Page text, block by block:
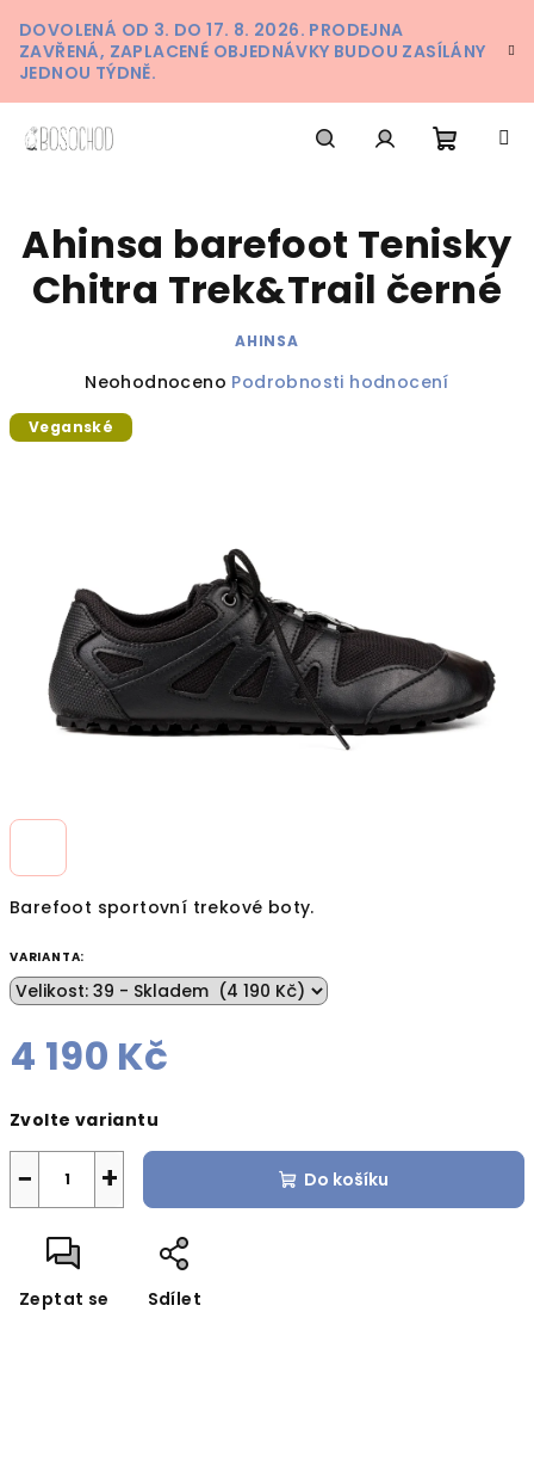
na
obsah
DOVOLENÁ OD 3. DO 17. 8. 2026. PRODEJNA
ZAVŘENÁ, ZAPLACENÉ OBJEDNÁVKY BUDOU ZASÍLÁNY
JEDNOU TÝDNĚ.
košík
Barefoot sportovní trekové boty.
VARIANTA:
4 190 Kč
cena:
Zvolte variantu
+
− Do košíku
Zeptat se Sdílet
Ahinsa barefoot Tenisky
Chitra Trek&Trail černé
AHINSA
Průměrné
produktu
Neohodnoceno Podrobnosti hodnocení
Veganské